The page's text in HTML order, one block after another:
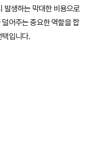
발생하는 막대한 비용으로
어주는 중요한 역할을 합
택입니다.